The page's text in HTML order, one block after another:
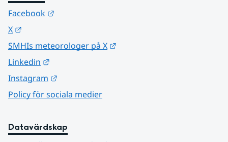
Facebook
X
SMHIs meteorologer på X
Linkedin
Instagram
Policy för sociala medier
Datavärdskap